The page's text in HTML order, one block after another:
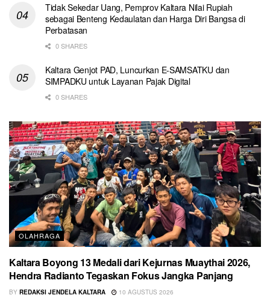
Tidak Sekedar Uang, Pemprov Kaltara Nilai Rupiah
sebagai Benteng Kedaulatan dan Harga Diri Bangsa di
Perbatasan
0 SHARES
Kaltara Genjot PAD, Luncurkan E-SAMSATKU dan
SIMPADKU untuk Layanan Pajak Digital
0 SHARES
OLAHRAGA
Kaltara Boyong 13 Medali dari Kejurnas Muaythai 2026,
Hendra Radianto Tegaskan Fokus Jangka Panjang
BY REDAKSI JENDELA KALTARA 10 AGUSTUS 2026